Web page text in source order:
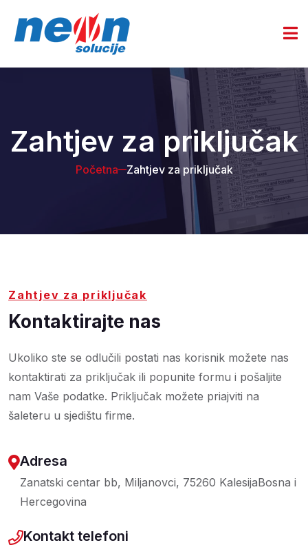
Zahtjev za priključak
Početna Zahtjev za priključak
Zahtjev za priključak
Kontaktirajte nas
Ukoliko ste se odlučili postati nas korisnik možete nas
kontaktirati za priključak ili popunite formu i pošaljite
nam Vaše podatke. Priključak možete priajviti na
šaleteru u sjedištu firme.
Adresa
Zanatski centar bb, Miljanovci, 75260 KalesijaBosna i
Hercegovina
Kontakt telefoni